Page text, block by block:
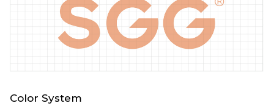
Color System